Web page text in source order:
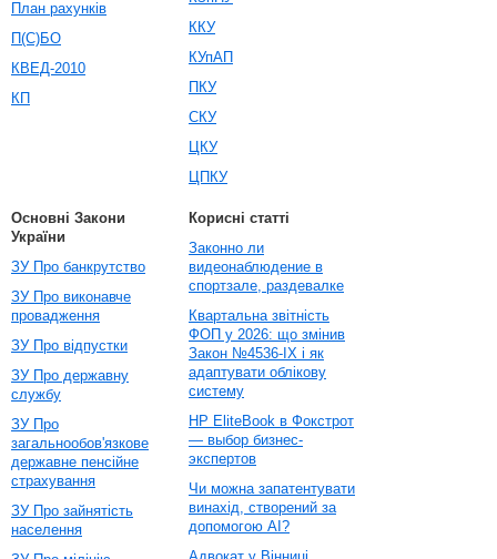
План рахунків
П(С)БО
КВЕД-2010
КП
ККУ
КУпАП
ПКУ
СКУ
ЦКУ
ЦПКУ
Основні Закони
України
ЗУ Про банкрутство
ЗУ Про виконавче
провадження
ЗУ Про відпустки
ЗУ Про державну
службу
ЗУ Про
загальнообов'язкове
державне пенсійне
страхування
ЗУ Про зайнятість
населення
Корисні статті
Законно ли
видеонаблюдение в
спортзале, раздевалке
Квартальна звітність
ФОП у 2026: що змінив
Закон №4536-IX і як
адаптувати облікову
систему
HP EliteBook в Фокстрот
— выбор бизнес-
экспертов
Чи можна запатентувати
винахід, створений за
допомогою AI?